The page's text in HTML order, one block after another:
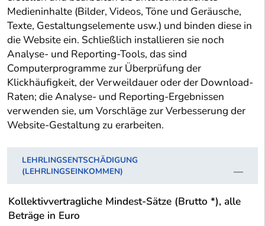
Medieninhalte (Bilder, Videos, Töne und Geräusche,
Texte, Gestaltungselemente usw.) und binden diese in
die Website ein. Schließlich installieren sie noch
Analyse- und Reporting-Tools, das sind
Computerprogramme zur Überprüfung der
Klickhäufigkeit, der Verweildauer oder der Download-
Raten; die Analyse- und Reporting-Ergebnissen
verwenden sie, um Vorschläge zur Verbesserung der
Website-Gestaltung zu erarbeiten.
LEHRLINGSENTSCHÄDIGUNG
(LEHRLINGSEINKOMMEN)
Kollektivvertragliche Mindest-Sätze (Brutto *), alle
Beträge in Euro